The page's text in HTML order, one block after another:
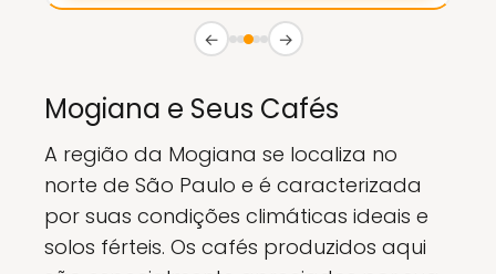
← →
Mogiana e Seus Cafés
A região da Mogiana se localiza no
norte de São Paulo e é caracterizada
por suas condições climáticas ideais e
solos férteis. Os cafés produzidos aqui